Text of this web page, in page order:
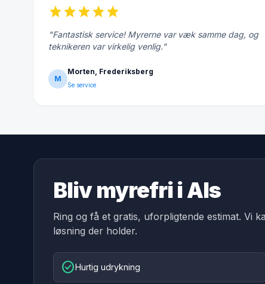
starstarstarstarstar
"Fantastisk service! Myrerne var væk samme dag, og
teknikeren var virkelig venlig."
M
Morten, Frederiksberg
Se service
Bliv myrefri i Als
Ring og få et gratis, uforpligtende estimat. Vi
løsning der holder.
check_circleHurtig udrykning